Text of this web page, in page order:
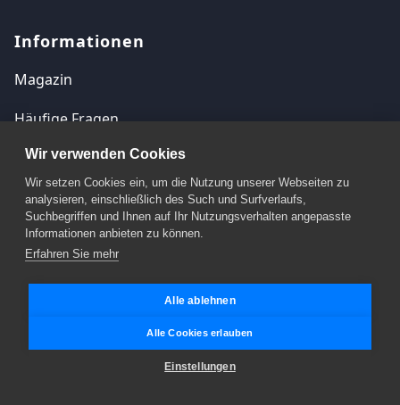
Informationen
Magazin
Häufige Fragen
Kontakt
Impressum
Datenschutzerklärung
© 2026 Autoankauf.biz. Alle Rechte vorbehalten.
Wir verwenden Cookies
Wir setzen Cookies ein, um die Nutzung unserer Webseiten zu
analysieren, einschließlich des Such und Surfverlaufs,
Suchbegriffen und Ihnen auf Ihr Nutzungsverhalten angepasste
Informationen anbieten zu können.
Erfahren Sie mehr
Alle ablehnen
Alle Cookies erlauben
Einstellungen